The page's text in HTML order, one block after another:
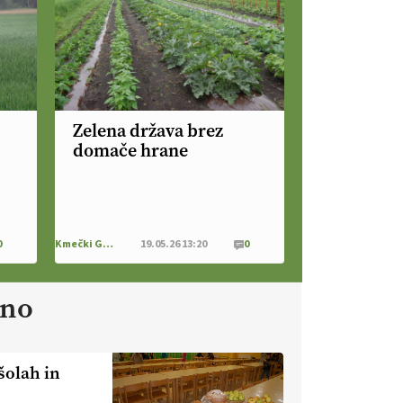
nevaren.
Varnost na kmetiji naj
bo vedno na prvem mestu.
VEČ
https://t.co/RcsFHlxERk
#traktor #varnost #kmetijstvo
https://t.co/L4Er80AtXS
22.07.2026
[EKOloško = LOGIČNO
#IMCAP #CAP
https://t.co/Wz0y1nUcWl
Pet-nat je vse bolj priljubljeno
naravno peneče vino, tudi v
Sloveniji.
VEČ
Zelena država brez
domače hrane
Kmečki Glas 19.05.26 13:20 0
in